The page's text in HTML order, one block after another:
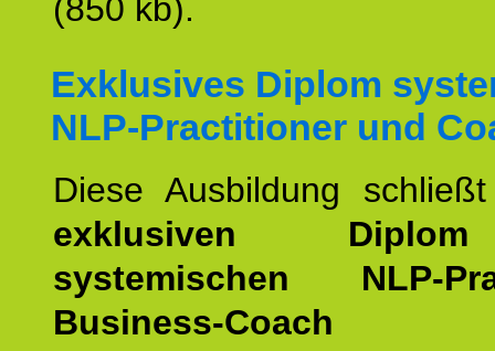
(850 kb).
Exklusives Diplom
NLP-Practitioner und
Diese Ausbildung
exklusiven
systemischen NLP-
Business-Coach